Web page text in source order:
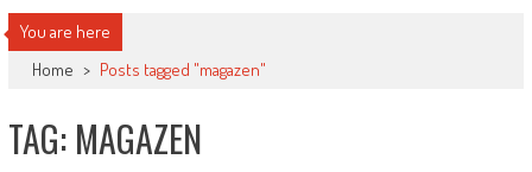
You are here
Home > Posts tagged "magazen"
TAG: MAGAZEN